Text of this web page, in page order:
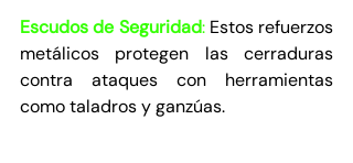
Escudos de Seguridad: Estos refuerzos
metálicos protegen las cerraduras
contra ataques con herramientas
como taladros y ganzúas.